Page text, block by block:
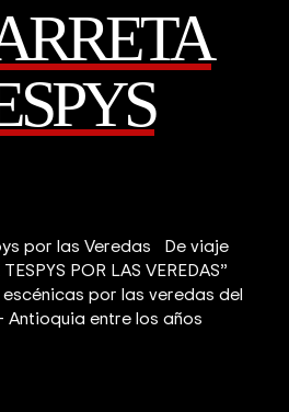
por las Veredas De viaje
POR LAS VEREDAS”
por las veredas del
Antioquia entre los años